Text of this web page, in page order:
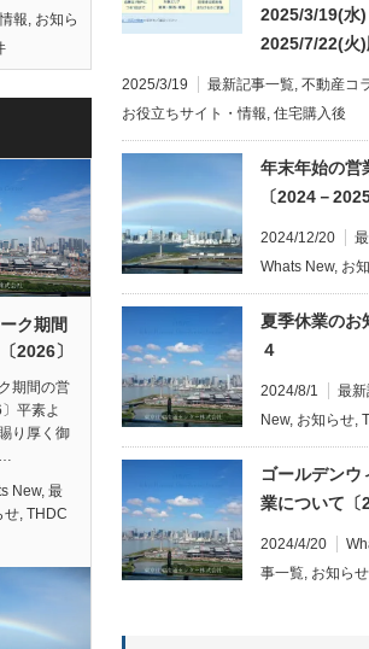
報, お知ら
ク期間
2026〕
期間の営
平素よ
り厚く御
…
New, 最
せ, THDC
2025/3/19(水)
2025/7/22(火)
2025/3/19 最新記事一覧, 不動産コ
お役立ちサイト・情報, 住宅購入後
年末年始の営
〔2024－2025
2024/12/20
Whats New, お
夏季休業の
４
2024/8/1 最
New, お知らせ,
ゴールデンウ
業について〔
2024/4/20
事一覧, お知らせ